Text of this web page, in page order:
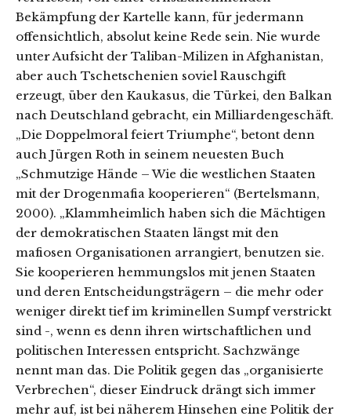
Bekämpfung der Kartelle kann, für jedermann
offensichtlich, absolut keine Rede sein. Nie wurde
unter Aufsicht der Taliban-Milizen in Afghanistan,
aber auch Tschetschenien soviel Rauschgift
erzeugt, über den Kaukasus, die Türkei, den Balkan
nach Deutschland gebracht, ein Milliardengeschäft.
„Die Doppelmoral feiert Triumphe“, betont denn
auch Jürgen Roth in seinem neuesten Buch
„Schmutzige Hände – Wie die westlichen Staaten
mit der Drogenmafia kooperieren“ (Bertelsmann,
2000). „Klammheimlich haben sich die Mächtigen
der demokratischen Staaten längst mit den
mafiosen Organisationen arrangiert, benutzen sie.
Sie kooperieren hemmungslos mit jenen Staaten
und deren Entscheidungsträgern – die mehr oder
weniger direkt tief im kriminellen Sumpf verstrickt
sind -, wenn es denn ihren wirtschaftlichen und
politischen Interessen entspricht. Sachzwänge
nennt man das. Die Politik gegen das „organisierte
Verbrechen“, dieser Eindruck drängt sich immer
mehr auf, ist bei näherem Hinsehen eine Politik der